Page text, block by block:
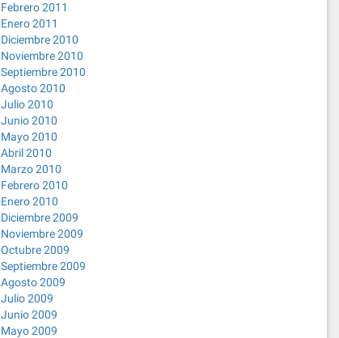
Febrero 2011
Enero 2011
Diciembre 2010
Noviembre 2010
Septiembre 2010
Agosto 2010
Julio 2010
Junio 2010
Mayo 2010
Abril 2010
Marzo 2010
Febrero 2010
Enero 2010
Diciembre 2009
Noviembre 2009
Octubre 2009
Septiembre 2009
Agosto 2009
Julio 2009
Junio 2009
Mayo 2009